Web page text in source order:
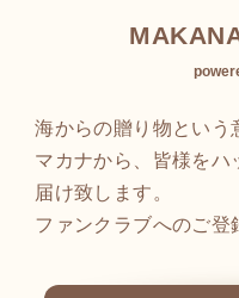
海からの贈り物という
マカナから、皆様をハ
届け致します。
ファンクラブへのご登